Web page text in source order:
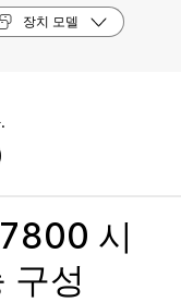
장치 모델
시
구성